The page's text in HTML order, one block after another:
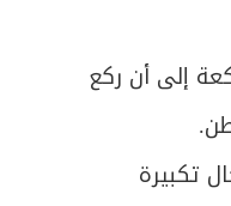
إلى أن ركع
تكبيرة
والنهي
والنهي